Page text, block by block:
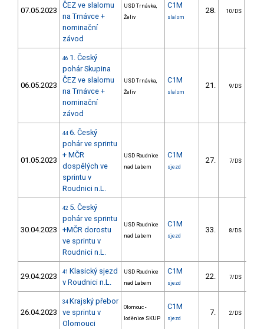
07.05.2023
ČEZ ve slalomu
na Trnávce +
nominační
závod
USD Trnávka,
Želiv
C1M
slalom
28. 10/DS
06.05.2023
46 1. Český
pohár Skupina
ČEZ ve slalomu
na Trnávce +
nominační
závod
USD Trnávka,
Želiv
C1M
slalom
21. 9/DS
01.05.2023
44 6. Český
pohár ve sprintu
+ MČR
dospělých ve
sprintu v
Roudnici n.L.
USD Roudnice
nad Labem
C1M
sjezd
27. 7/DS
30.04.2023
42 5. Český
pohár ve sprintu
+MČR dorostu
ve sprintu v
Roudnici n.L.
USD Roudnice
nad Labem
C1M
sjezd
33. 8/DS
29.04.2023 41 Klasický sjezd
v Roudnici n.L.
USD Roudnice
nad Labem
C1M
sjezd
22. 7/DS
26.04.2023
34 Krajský přebor
ve sprintu v
Olomouci
Olomouc -
loděnice SKUP
C1M
sjezd
7. 2/DS